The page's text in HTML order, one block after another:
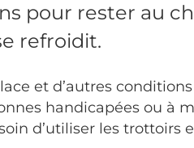
pour rester au
refroidit.
et d’autres
handicapées ou à
d’utiliser les trottoirs